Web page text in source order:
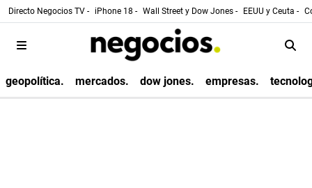
Directo Negocios TV - iPhone 18 - Wall Street y Dow Jones - EEUU y Ceuta -
geopolítica. mercados. dow jones. empresas.